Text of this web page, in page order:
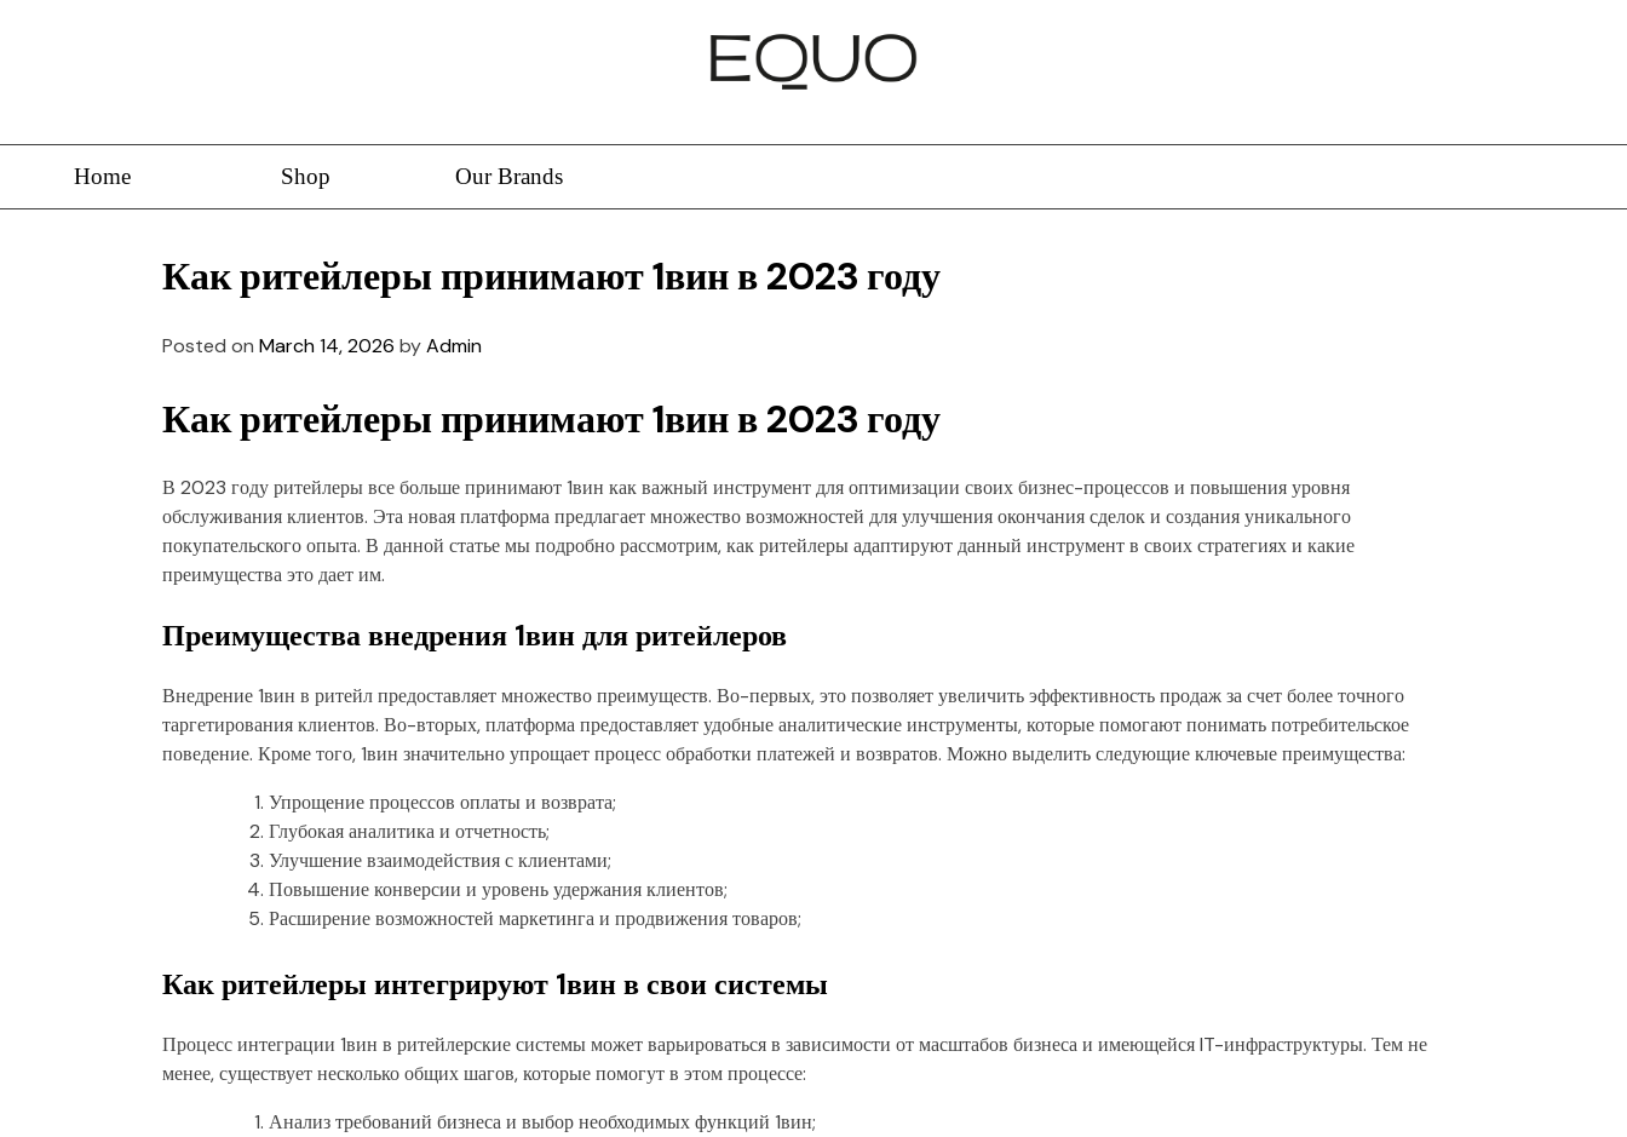
Home Shop Our Brands
Как ритейлеры принимают 1вин в 2023 году
Posted onMarch 14, 2026 byAdmin
Как ритейлеры принимают 1вин в 2023 году
В 2023 году ритейлеры все больше принимают 1вин как важный инструмент для оптимизации своих бизнес-процессов и повышения уровня
обслуживания клиентов. Эта новая платформа предлагает множество возможностей для улучшения окончания сделок и создания уникального
покупательского опыта. В данной статье мы подробно рассмотрим, как ритейлеры адаптируют данный инструмент в своих стратегиях и какие
преимущества это дает им.
Преимущества внедрения 1вин для ритейлеров
Внедрение 1вин в ритейл предоставляет множество преимуществ. Во-первых, это позволяет увеличить эффективность продаж за счет более точного
таргетирования клиентов. Во-вторых, платформа предоставляет удобные аналитические инструменты, которые помогают понимать потребительское
поведение. Кроме того, 1вин значительно упрощает процесс обработки платежей и возвратов. Можно выделить следующие ключевые преимущества:
Упрощение процессов оплаты и возврата;
Глубокая аналитика и отчетность;
Улучшение взаимодействия с клиентами;
Повышение конверсии и уровень удержания клиентов;
Расширение возможностей маркетинга и продвижения товаров;
Как ритейлеры интегрируют 1вин в свои системы
Процесс интеграции 1вин в ритейлерские системы может варьироваться в зависимости от масштабов бизнеса и имеющейся IT-инфраструктуры. Тем не
менее, существует несколько общих шагов, которые помогут в этом процессе:
Анализ требований бизнеса и выбор необходимых функций 1вин;